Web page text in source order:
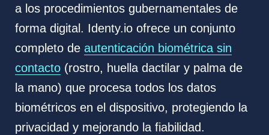
a los procedimientos gubernamentales de
forma digital. Identy.io ofrece un conjunto
completo de autenticación biométrica sin
contacto(rostro, huella dactilar y palma de
la mano) que procesa todos los datos
biométricos en el dispositivo, protegiendo la
privacidad y mejorando la fiabilidad.